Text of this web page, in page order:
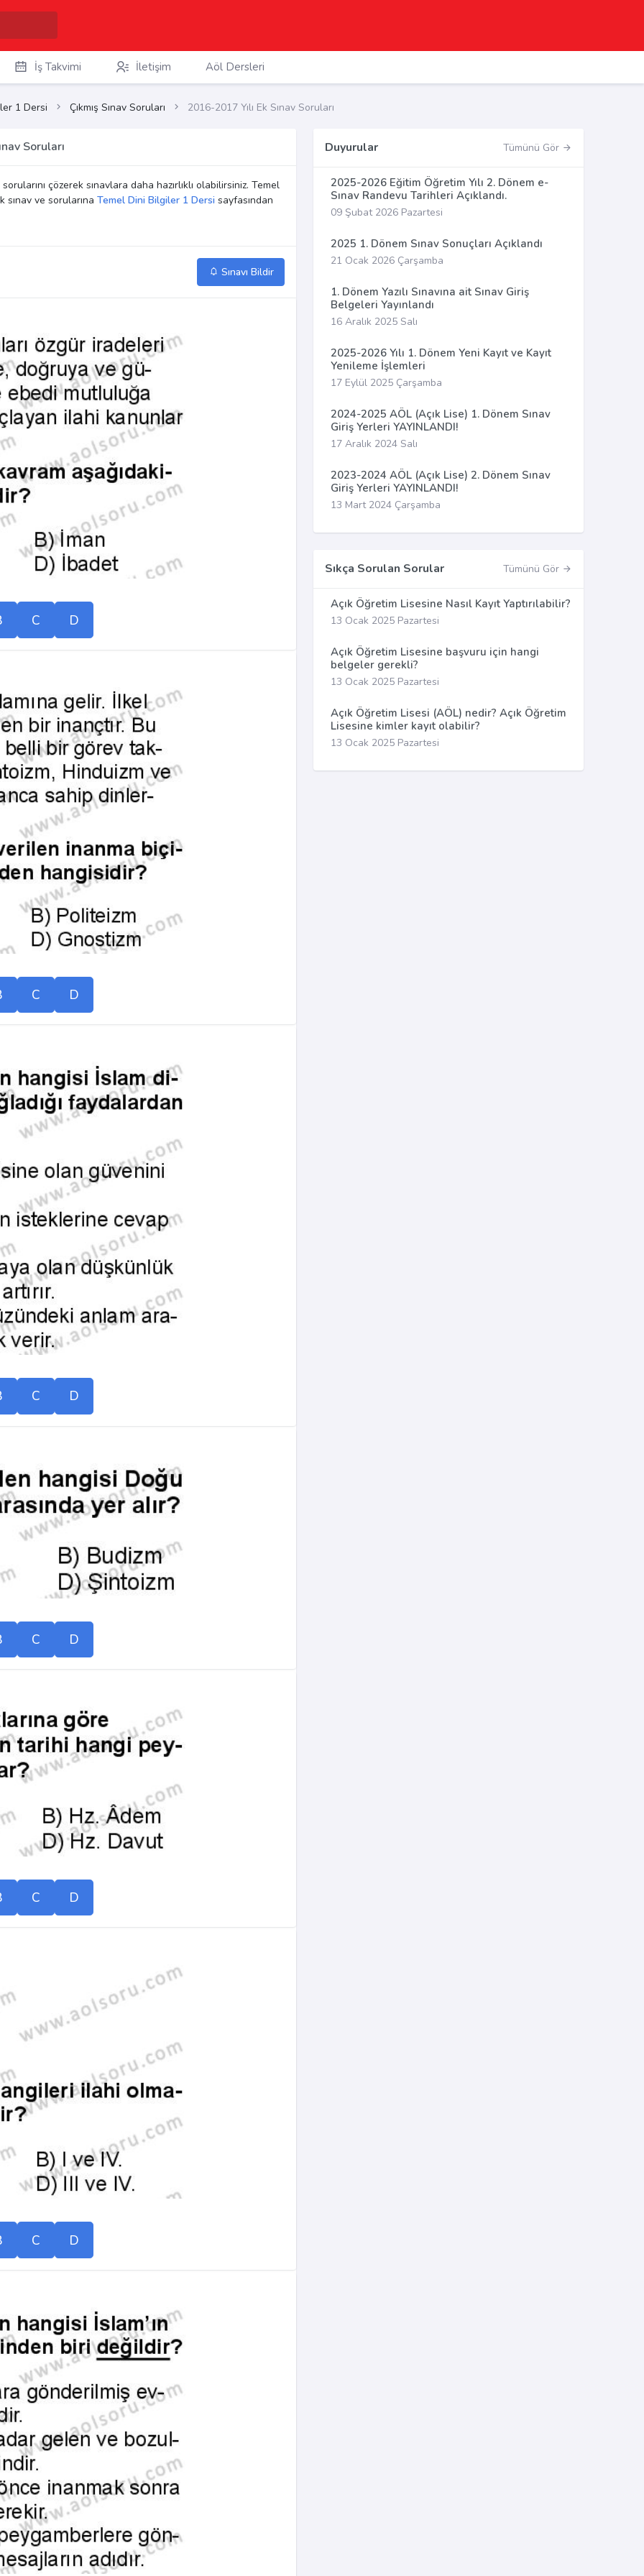
İş Takvimi İletişim Aöl Dersleri
1 Dersi Çıkmış Sınav Soruları 2016-2017 Yılı Ek Sınav Soruları
Soruları
sorularını çözerek sınavlara daha hazırlıklı olabilirsiniz. Temel
sınav ve sorularına Temel Dini Bilgiler 1 Dersi sayfasından
Sınavı Bildir
C D
C D
C D
C D
C D
C D
Duyurular Tümünü Gör
2025-2026 Eğitim Öğretim Yılı 2. Dönem e-
Sınav Randevu Tarihleri Açıklandı.
09 Şubat 2026 Pazartesi
2025 1. Dönem Sınav Sonuçları Açıklandı
21 Ocak 2026 Çarşamba
1. Dönem Yazılı Sınavına ait Sınav Giriş
Belgeleri Yayınlandı
16 Aralık 2025 Salı
2025-2026 Yılı 1. Dönem Yeni Kayıt ve Kayıt
Yenileme İşlemleri
17 Eylül 2025 Çarşamba
2024-2025 AÖL (Açık Lise) 1. Dönem Sınav
Giriş Yerleri YAYINLANDI!
17 Aralık 2024 Salı
2023-2024 AÖL (Açık Lise) 2. Dönem Sınav
Giriş Yerleri YAYINLANDI!
13 Mart 2024 Çarşamba
Sıkça Sorulan Sorular Tümünü Gör
Açık Öğretim Lisesine Nasıl Kayıt Yaptırılabilir?
13 Ocak 2025 Pazartesi
Açık Öğretim Lisesine başvuru için hangi
belgeler gerekli?
13 Ocak 2025 Pazartesi
Açık Öğretim Lisesi (AÖL) nedir? Açık Öğretim
Lisesine kimler kayıt olabilir?
13 Ocak 2025 Pazartesi